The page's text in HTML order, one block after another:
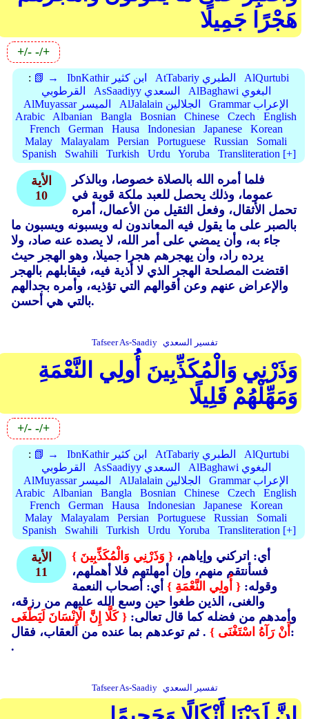
هَجْرًا جَمِيلًا
+/- -/+
: 📗 → IbnKathir ابن كثير AtTabariy الطبري
AlQurtubi
القرطوبي
AsSaadiyy السعدي
AlBaghawi البغوي
AlMuyassar الميسر
AlJalalain الجلالين
Grammar الإعراب
Arabic
Albanian Bangla Bosnian Chinese Czech
English
French
German Hausa Indonesian Japanese
Korean
Malay
Malayalam Persian Portuguese Russian
Somali
Spanish
Swahili Turkish Urdu Yoruba Transliteration [+]
الأية
10
فلما أمره الله بالصلاة خصوصا، وبالذكر
عموما، وذلك يحصل للعبد ملكة قوية في
تحمل الأثقال، وفعل الثقيل من الأعمال، أمره
بالصبر على ما يقول فيه المعاندون له ويسبونه ويسبون ما
جاء به، وأن يمضي على أمر الله، لا يصده عنه صاد، ولا
يرده راد، وأن يهجرهم هجرا جميلا، وهو الهجر حيث
اقتضت المصلحة الهجر الذي لا أذية فيه، فيقابلهم بالهجر
والإعراض عنهم وعن أقوالهم التي تؤذيه، وأمره بجدالهم
بالتي هي أحسن.
Tafseer As-Saadiy تفسير السعدي
وَذَرْنِي وَالْمُكَذِّبِينَ أُولِي النَّعْمَةِ
وَمَهِّلْهُمْ قَلِيلًا
+/- -/+
: 📗 → IbnKathir ابن كثير AtTabariy الطبري
AlQurtubi
القرطوبي
AsSaadiyy السعدي
AlBaghawi البغوي
AlMuyassar الميسر
AlJalalain الجلالين
Grammar الإعراب
Arabic
Albanian Bangla Bosnian Chinese Czech
English
French
German Hausa Indonesian Japanese
Korean
Malay
Malayalam Persian Portuguese Russian
Somali
Spanish
Swahili Turkish Urdu Yoruba Transliteration [+]
الأية
11
{ وَذَرْنِي وَالْمُكَذِّبِينَ }
فسأنتقم منهم، وإن أمهلتهم فلا أهملهم،
وقوله: { أُولِي النَّعْمَةِ } أي: أصحاب النعمة
والغنى، الذين طغوا حين وسع الله عليهم من رزقه،
وأمدهم من فضله كما قال تعالى: { كَلَّا إِنَّ الْإِنْسَانَ لَيَطْغَى
أَنْ رَآهُ اسْتَغْنَى } . ثم توعدهم بما عنده من العقاب، فقال:
.
Tafseer As-Saadiy تفسير السعدي